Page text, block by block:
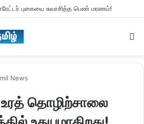
நாட்டை வந்தடைந்த சுவிஸ் விமானம்!
News
உரத் தொழிற்சாலை